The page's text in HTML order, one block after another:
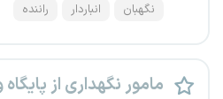
نگهبان انباردار راننده
مامور نگهداری از پایگاه